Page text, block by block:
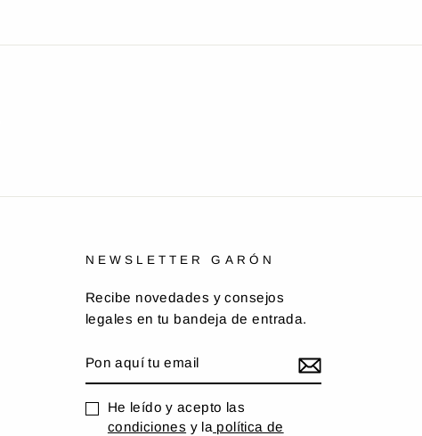
NEWSLETTER GARÓN
Recibe novedades y consejos
legales en tu bandeja de entrada.
AQUÍ
TU
EMAILHe leído y acepto las
condiciones y la política de